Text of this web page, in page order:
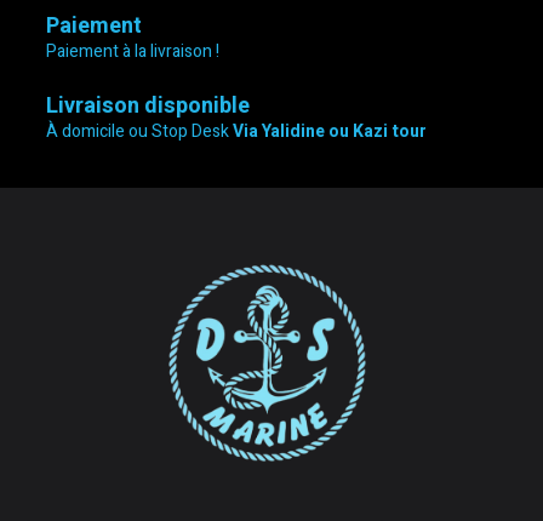
Paiement
Paiement à la livraison !
Livraison disponible
À domicile ou Stop DeskVia Yalidine ou Kazi tour